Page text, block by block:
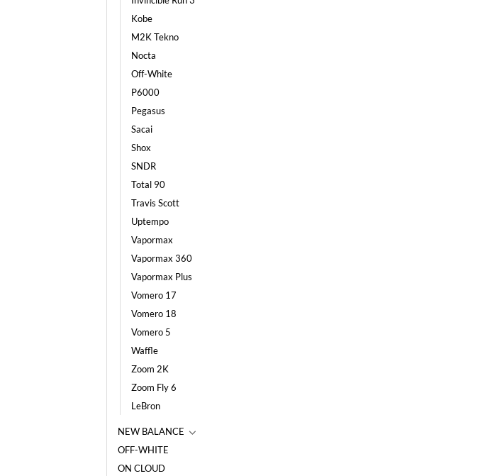
Kobe
M2K Tekno
Nocta
Off-White
P6000
Pegasus
Sacai
Shox
SNDR
Total 90
Travis Scott
Uptempo
Vapormax
Vapormax 360
Vapormax Plus
Vomero 17
Vomero 18
Vomero 5
Waffle
Zoom 2K
Zoom Fly 6
LeBron
NEW BALANCE
OFF-WHITE
ON CLOUD